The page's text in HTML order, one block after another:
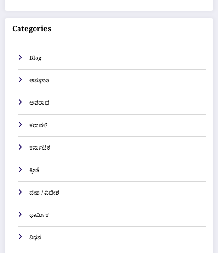
Categories
Blog
ಅಪಘಾತ
ಅಪರಾಧ
ಕರಾವಳಿ
ಕರ್ನಾಟಕ
ಕ್ರೀಡೆ
ದೇಶ / ವಿದೇಶ
ಧಾರ್ಮಿಕ
ನಿಧನ